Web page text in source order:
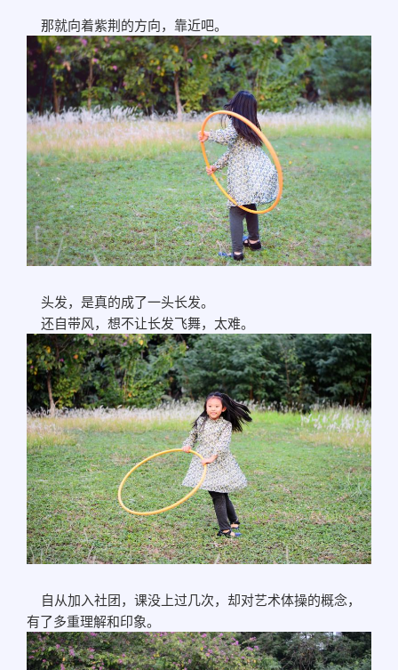
那就向着紫荆的方向，靠近吧。
头发，是真的成了一头长发。
还自带风，想不让长发飞舞，太难。
自从加入社团，课没上过几次，却对艺术体操的概念，
有了多重理解和印象。